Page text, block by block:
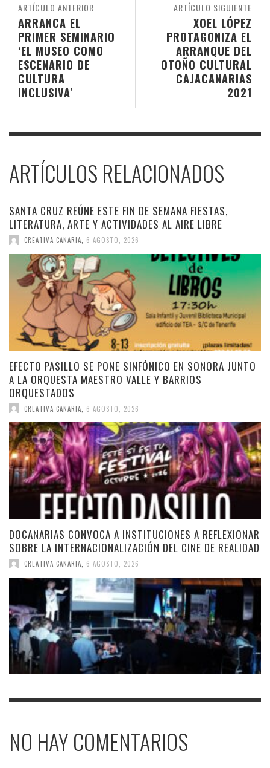
ARTÍCULO SIGUIENTE
XOEL LÓPEZ
PROTAGONIZA EL
ARRANQUE DEL
OTOÑO CULTURAL
CAJACANARIAS
2021
ARTÍCULO ANTERIOR
ARRANCA EL
PRIMER SEMINARIO
‘EL MUSEO COMO
ESCENARIO DE
CULTURA
INCLUSIVA’
ARTÍCULOS RELACIONADOS
SANTA CRUZ REÚNE ESTE FIN DE SEMANA FIESTAS,
LITERATURA, ARTE Y ACTIVIDADES AL AIRE LIBRE
CREATIVA CANARIA 6 AGOSTO, 2026
EFECTO PASILLO SE PONE SINFÓNICO EN SONORA JUNTO
A LA ORQUESTA MAESTRO VALLE Y BARRIOS
ORQUESTADOS
CREATIVA CANARIA 6 AGOSTO, 2026
DOCANARIAS CONVOCA A INSTITUCIONES A REFLEXIONAR
SOBRE LA INTERNACIONALIZACIÓN DEL CINE DE REALIDAD
CREATIVA CANARIA, 6 AGOSTO, 2026
NO HAY COMENTARIOS